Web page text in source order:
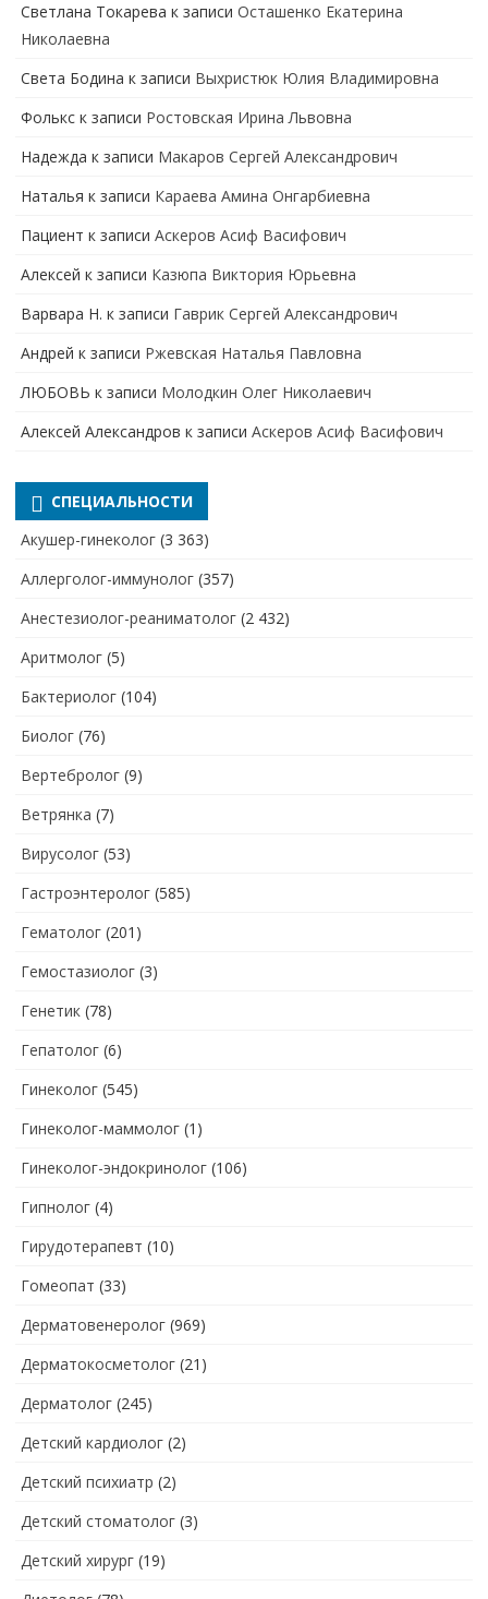
Cветлана Токарева к записи Осташенко Екатерина
Николаевна
Света Бодина к записи Выхристюк Юлия Владимировна
Фолькс к записи Ростовская Ирина Львовна
Надежда к записи Макаров Сергей Александрович
Наталья к записи Караева Амина Онгарбиевна
Пациент к записи Аскеров Асиф Васифович
Алексей к записи Казюпа Виктория Юрьевна
Варвара Н. к записи Гаврик Сергей Александрович
Андрей к записи Ржевская Наталья Павловна
ЛЮБОВЬ к записи Молодкин Олег Николаевич
Алексей Александров к записи Аскеров Асиф Васифович
СПЕЦИАЛЬНОСТИ
Акушер-гинеколог (3 363)
Аллерголог-иммунолог (357)
Анестезиолог-реаниматолог (2 432)
Аритмолог (5)
Бактериолог (104)
Биолог (76)
Вертебролог (9)
Ветрянка (7)
Вирусолог (53)
Гастроэнтеролог (585)
Гематолог (201)
Гемостазиолог (3)
Генетик (78)
Гепатолог (6)
Гинеколог (545)
Гинеколог-маммолог (1)
Гинеколог-эндокринолог (106)
Гипнолог (4)
Гирудотерапевт (10)
Гомеопат (33)
Дерматовенеролог (969)
Дерматокосметолог (21)
Дерматолог (245)
Детский кардиолог (2)
Детский психиатр (2)
Детский стоматолог (3)
Детский хирург (19)